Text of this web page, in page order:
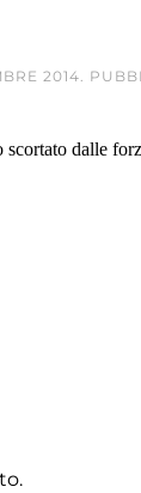
2014.
dalle